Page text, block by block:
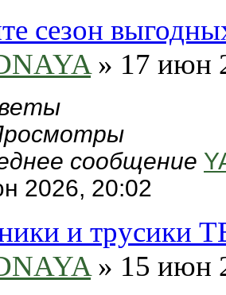
сезон
» 17 июн
сообщение
2026, 20:02
и трусики
» 15 июн